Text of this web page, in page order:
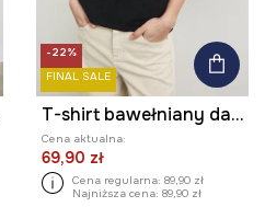
-22%
FINAL SALE
T-shirt bawełniany damski z ozdobnymi rękawami
Cena aktualna:
69,90 zł
Cena regularna: 89,90 zł
Najniższa cena: 89,90 zł